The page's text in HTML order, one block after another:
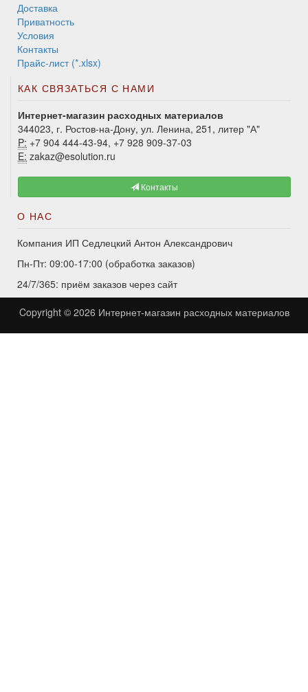
Доставка
Приватность
Условия
Контакты
Прайс-лист (*.xlsx)
КАК СВЯЗАТЬСЯ С НАМИ
Интернет-магазин расходных материалов
344023, г. Ростов-на-Дону, ул. Ленина, 251, литер "А"
P: +7 904 444-43-94, +7 928 909-37-03
E: zakaz@esolution.ru
Контакты
О НАС
Компания ИП Седлецкий Антон Александрович
Пн-Пт: 09:00-17:00 (обработка заказов)
24/7/365: приём заказов через сайт
Copyright © 2026 Интернет-магазин расходных материалов